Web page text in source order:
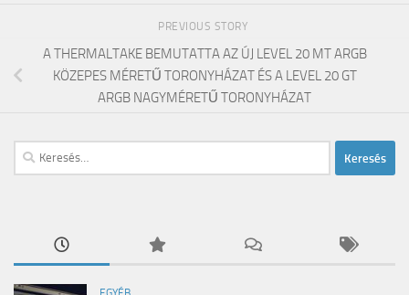
PREVIOUS STORY
A THERMALTAKE BEMUTATTA AZ ÚJ LEVEL 20 MT ARGB
KÖZEPES MÉRETŰ TORONYHÁZAT ÉS A LEVEL 20 GT
ARGB NAGYMÉRETŰ TORONYHÁZAT
Keresés: